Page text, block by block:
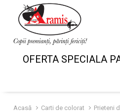
OFERTA SPECIALA
Acasă Carti de colorat Prieteni